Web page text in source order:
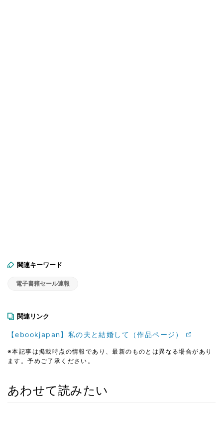
関連キーワード
電子書籍セール速報
関連リンク
【ebookjapan】私の夫と結婚して（作品ページ）
※本記事は掲載時点の情報であり、最新のものとは異なる場合があり
ます。予めご了承ください。
あわせて読みたい